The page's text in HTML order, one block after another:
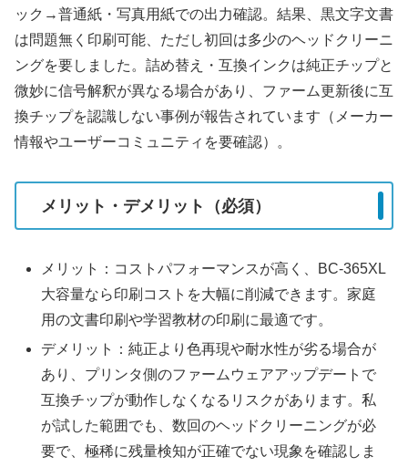
ック→普通紙・写真用紙での出力確認。結果、黒文字文書
は問題無く印刷可能、ただし初回は多少のヘッドクリーニ
ングを要しました。詰め替え・互換インクは純正チップと
微妙に信号解釈が異なる場合があり、ファーム更新後に互
換チップを認識しない事例が報告されています（メーカー
情報やユーザーコミュニティを要確認）。
メリット・デメリット（必須）
メリット：コストパフォーマンスが高く、BC-365XL
大容量なら印刷コストを大幅に削減できます。家庭
用の文書印刷や学習教材の印刷に最適です。
デメリット：純正より色再現や耐水性が劣る場合が
あり、プリンタ側のファームウェアアップデートで
互換チップが動作しなくなるリスクがあります。私
が試した範囲でも、数回のヘッドクリーニングが必
要で、極稀に残量検知が正確でない現象を確認しま